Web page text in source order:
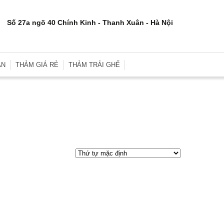
Số 27a ngõ 40 Chính Kinh - Thanh Xuân - Hà Nội
THẢM GIÁ RẺ THẢM TRẢI GHẾ
Gối Ngủ